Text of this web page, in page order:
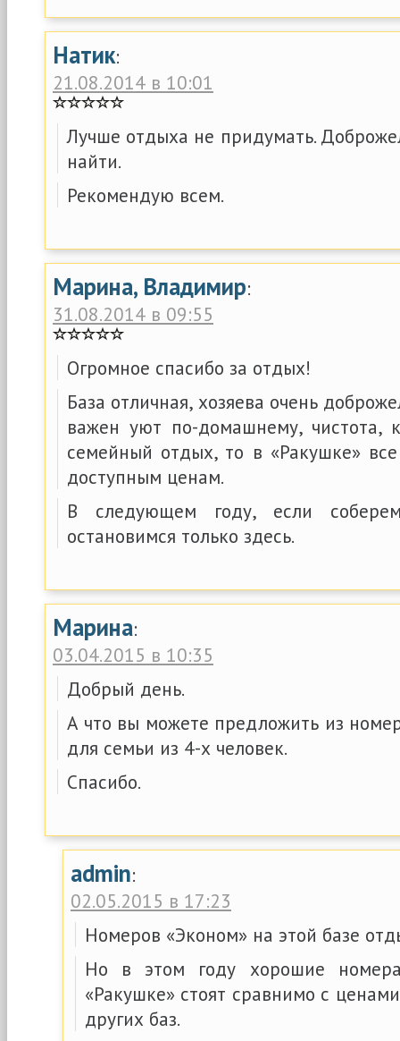
Натик:
21.08.2014 в 10:01
Лучше отдыха не придумать.
найти.
Рекомендую всем.
Марина, Владимир:
31.08.2014 в 09:55
Огромное спасибо за отдых!
База отличная, хозяева очень
важен уют по-домашнему, чистота,
семейный отдых, то в «Ракушке»
доступным ценам.
В следующем году, если
остановимся только здесь.
Марина:
03.04.2015 в 10:35
Добрый день.
А что вы можете предложить из
для семьи из 4-х человек.
Спасибо.
admin:
02.05.2015 в 17:23
Номеров «Эконом» на этой базе
Но в этом году хорошие
«Ракушке» стоят сравнимо с
других баз.